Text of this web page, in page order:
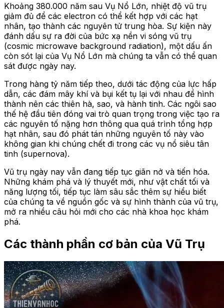
Khoảng 380.000 năm sau Vụ Nổ Lớn, nhiệt độ vũ trụ
giảm đủ để các electron có thể kết hợp với các hạt
nhân, tạo thành các nguyên tử trung hòa. Sự kiện này
đánh dấu sự ra đời của bức xạ nền vi sóng vũ trụ
(cosmic microwave background radiation), một dấu ấn
còn sót lại của Vụ Nổ Lớn mà chúng ta vẫn có thể quan
sát được ngày nay.
Trong hàng tỷ năm tiếp theo, dưới tác động của lực hấp
dẫn, các đám mây khí và bụi kết tụ lại với nhau để hình
thành nên các thiên hà, sao, và hành tinh. Các ngôi sao
thế hệ đầu tiên đóng vai trò quan trọng trong việc tạo ra
các nguyên tố nặng hơn thông qua quá trình tổng hợp
hạt nhân, sau đó phát tán những nguyên tố này vào
không gian khi chúng chết đi trong các vụ nổ siêu tân
tinh (supernova).
Vũ trụ ngày nay vẫn đang tiếp tục giãn nở và tiến hóa.
Những khám phá và lý thuyết mới, như vật chất tối và
năng lượng tối, tiếp tục làm sâu sắc thêm sự hiểu biết
của chúng ta về nguồn gốc và sự hình thành của vũ trụ,
mở ra nhiều câu hỏi mới cho các nhà khoa học khám
phá.
Các thành phần cơ bản của Vũ Trụ